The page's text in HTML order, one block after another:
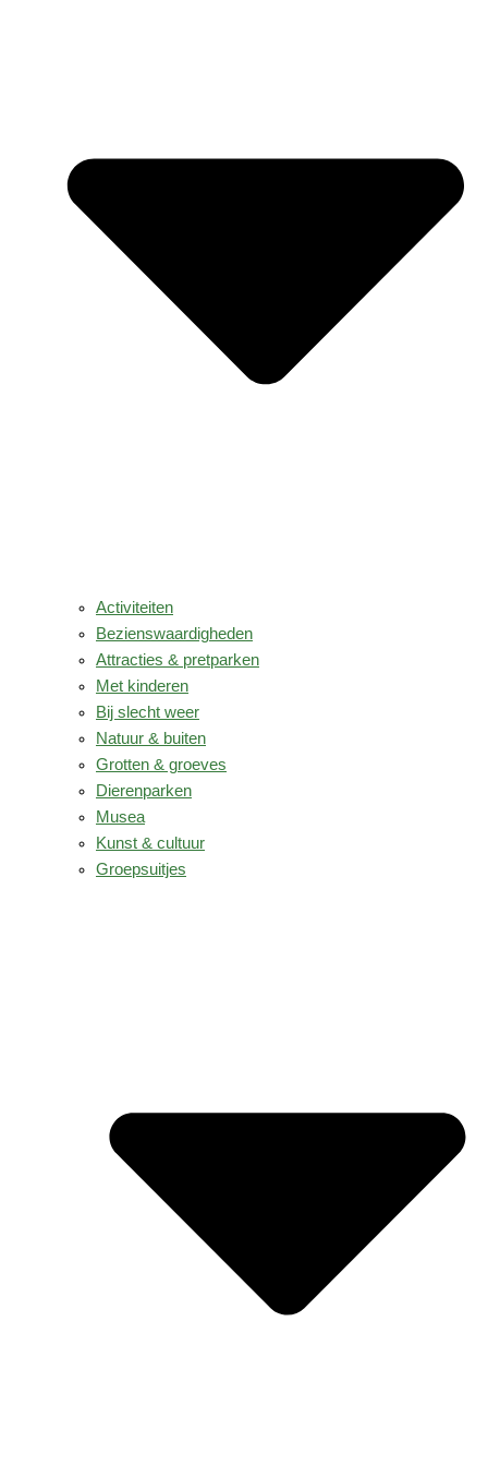
Activiteiten
Bezienswaardigheden
Attracties & pretparken
Met kinderen
Bij slecht weer
Natuur & buiten
Grotten & groeves
Dierenparken
Musea
Kunst & cultuur
Groepsuitjes